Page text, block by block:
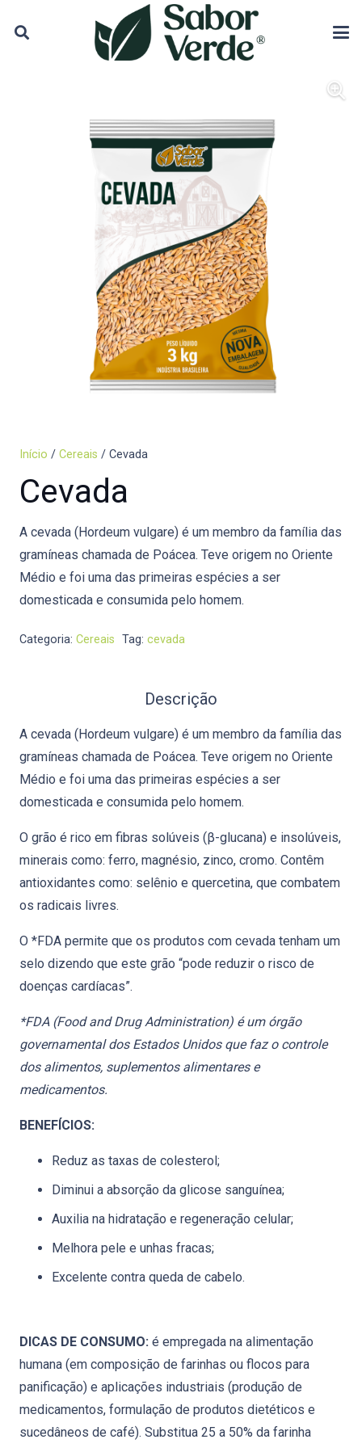
Início / Cereais / Cevada
Cevada
A cevada (Hordeum vulgare) é um membro da família das
gramíneas chamada de Poácea. Teve origem no Oriente
Médio e foi uma das primeiras espécies a ser
domesticada e consumida pelo homem.
Categoria: Cereais Tag: cevada
Descrição
A cevada (Hordeum vulgare) é um membro da família das
gramíneas chamada de Poácea. Teve origem no Oriente
Médio e foi uma das primeiras espécies a ser
domesticada e consumida pelo homem.
O grão é rico em fibras solúveis (β-glucana) e insolúveis,
minerais como: ferro, magnésio, zinco, cromo. Contêm
antioxidantes como: selênio e quercetina, que combatem
os radicais livres.
O *FDA permite que os produtos com cevada tenham um
selo dizendo que este grão “pode reduzir o risco de
doenças cardíacas”.
*FDA (Food and Drug Administration) é um órgão
governamental dos Estados Unidos que faz o controle
dos alimentos, suplementos alimentares e
medicamentos.
BENEFÍCIOS:
Reduz as taxas de colesterol;
Diminui a absorção da glicose sanguínea;
Auxilia na hidratação e regeneração celular;
Melhora pele e unhas fracas;
Excelente contra queda de cabelo.
DICAS DE CONSUMO: é empregada na alimentação
humana (em composição de farinhas ou flocos para
panificação) e aplicações industriais (produção de
medicamentos, formulação de produtos dietéticos e
sucedâneos de café). Substitua 25 a 50% da farinha